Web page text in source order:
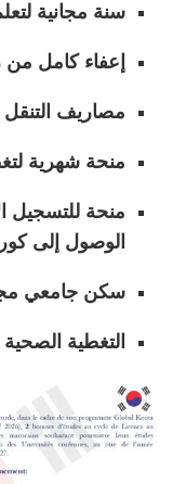
سنة مجانية
إعفاء كامل
مصاريف
منحة شهرية
منحة للتسجيل
الوصول إلى
سكن جامعي
التغطية